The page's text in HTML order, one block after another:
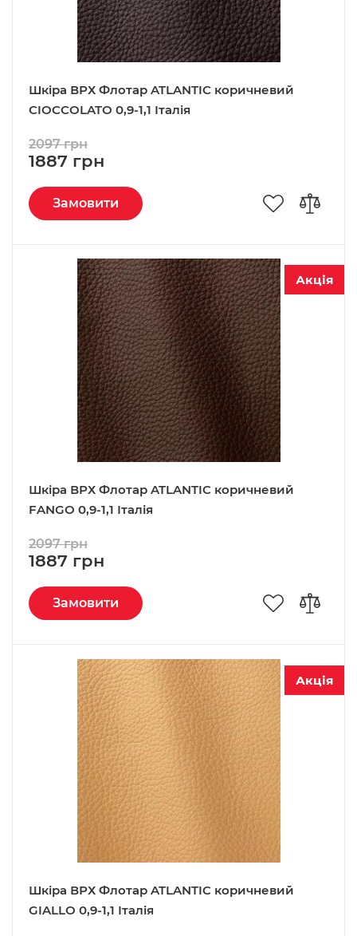
Шкіра ВРХ Флотар ATLANTIC коричневий
CIOCCOLATO 0,9-1,1 Італія
1887 грн
2097 грн
Замовити
Акція
Шкіра ВРХ Флотар ATLANTIC коричневий
FANGO 0,9-1,1 Італія
1887 грн
2097 грн
Замовити
Акція
Шкіра ВРХ Флотар ATLANTIC коричневий
GIALLO 0,9-1,1 Італія